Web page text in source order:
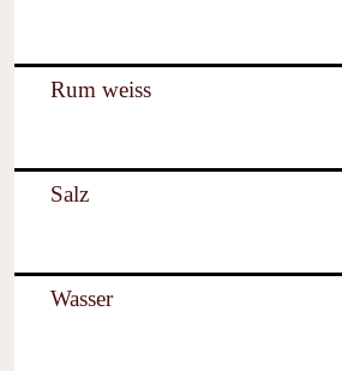
Rum weiss
Salz
Wasser